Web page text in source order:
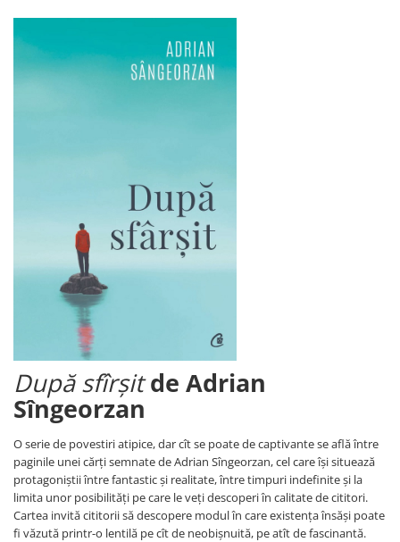
După sfîrșitde Adrian
Sîngeorzan
O serie de povestiri atipice, dar cît se poate de captivante se află între
paginile unei cărți semnate de Adrian Sîngeorzan, cel care își situează
protagoniștii între fantastic și realitate, între timpuri indefinite și la
limita unor posibilități pe care le veți descoperi în calitate de cititori.
Cartea invită cititorii să descopere modul în care existența însăși poate
fi văzută printr-o lentilă pe cît de neobișnuită, pe atît de fascinantă.